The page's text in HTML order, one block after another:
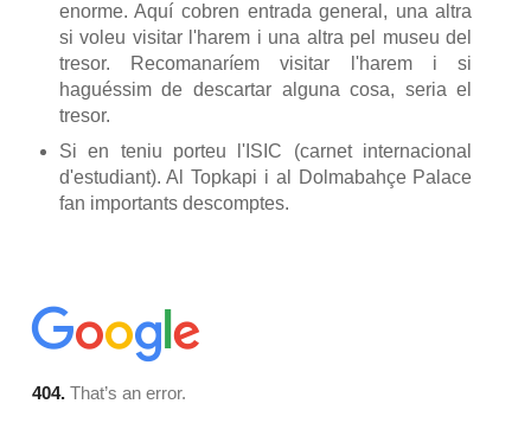
enorme. Aquí cobren entrada general, una altra
si voleu visitar l'harem i una altra pel museu del
tresor. Recomanaríem visitar l'harem i si
haguéssim de descartar alguna cosa, seria el
tresor.
Si en teniu porteu l'ISIC (carnet internacional
d'estudiant). Al Topkapi i al Dolmabahçe Palace
fan importants descomptes.